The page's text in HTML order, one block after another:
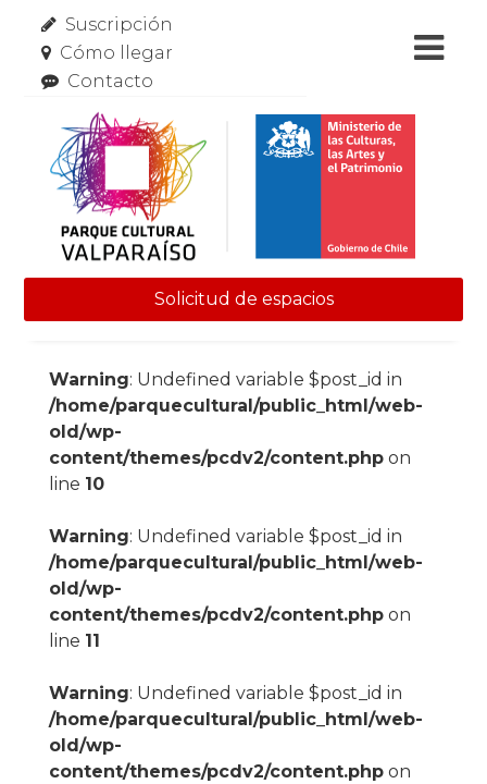
Suscripción
Cómo llegar
Contacto
Solicitud de espacios
Warning: Undefined variable $post_id in
/home/parquecultural/public_html/web-
old/wp-
content/themes/pcdv2/content.phpon
line 10
Warning: Undefined variable $post_id in
/home/parquecultural/public_html/web-
old/wp-
content/themes/pcdv2/content.phpon
line 11
Warning: Undefined variable $post_id in
/home/parquecultural/public_html/web-
old/wp-
content/themes/pcdv2/content.phpon